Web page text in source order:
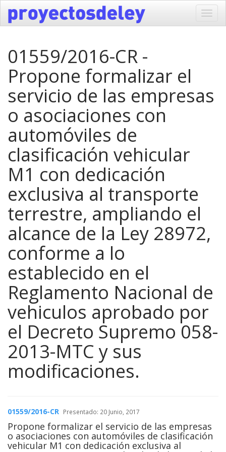
01559/2016-CR -
Propone formalizar el
servicio de las empresas
o asociaciones con
automóviles de
clasificación vehicular
M1 con dedicación
exclusiva al transporte
terrestre, ampliando el
alcance de la Ley 28972,
conforme a lo
establecido en el
Reglamento Nacional de
vehiculos aprobado por
el Decreto Supremo 058-
2013-MTC y sus
modificaciones.
01559/2016-CR Presentado: 20 Junio, 2017
Propone formalizar el servicio de las empresas
o asociaciones con automóviles de clasificación
vehicular M1 con dedicación exclusiva al